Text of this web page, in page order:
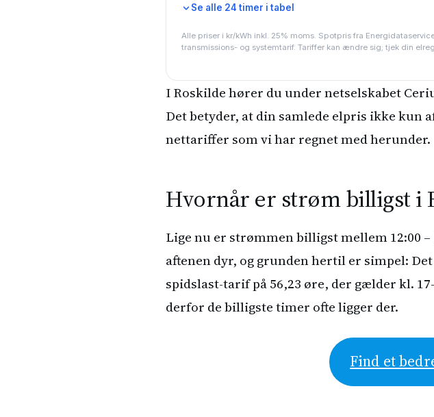
Se alle 24 timer i tabel
Alle priser i kr/kWh inkl. 25% moms. Spotpris fra
transmissions- og systemtarif. Tariffer kan ændre sig; tjek din
I Roskilde hører du under netselskabet
Det betyder, at din samlede elpris ikke kun
nettariffer som vi har regnet med herunder.
Hvornår er strøm billigst i
Lige nu er strømmen billigst mellem 12:00 –
aftenen dyr, og grunden hertil er simpel:
spidslast-tarif på 56,23 øre, der gælder kl.
derfor de billigste timer ofte ligger der.
Find et